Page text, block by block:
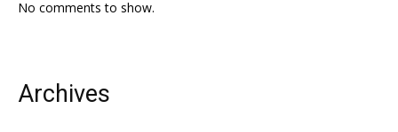
No comments to show.
Archives